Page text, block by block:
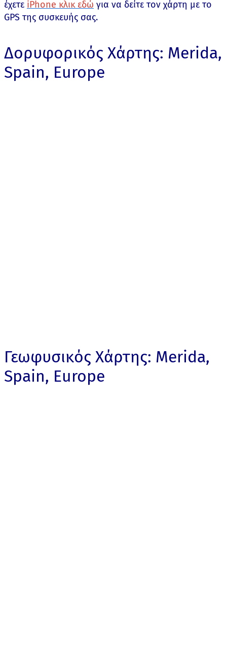
έχετε iPhone κλικ εδώ για να δείτε τον χάρτη με το
GPS της συσκευής σας.
Δορυφορικός Χάρτης: Merida,
Spain, Europe
Γεωφυσικός Χάρτης: Merida,
Spain, Europe